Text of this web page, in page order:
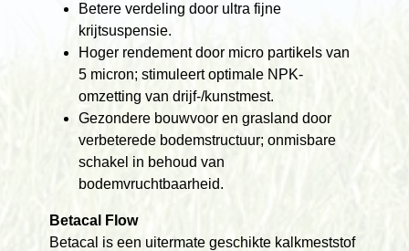
Betere verdeling door ultra fijne
krijtsuspensie.
Hoger rendement door micro partikels van
5 micron; stimuleert optimale NPK-
omzetting van drijf-/kunstmest.
Gezondere bouwvoor en grasland door
verbeterede bodemstructuur; onmisbare
schakel in behoud van
bodemvruchtbaarheid.
Betacal Flow
Betacal is een uitermate geschikte kalkmeststof